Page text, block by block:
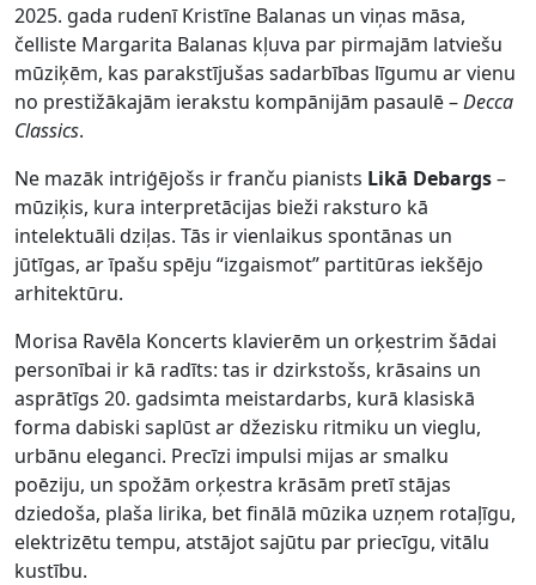
2025. gada rudenī Kristīne Balanas un viņas māsa,
čelliste Margarita Balanas kļuva par pirmajām latviešu
mūziķēm, kas parakstījušas sadarbības līgumu ar vienu
no prestižākajām ierakstu kompānijām pasaulē –Decca
Classics.
Ne mazāk intriģējošs ir franču pianists Likā Debargs–
mūziķis, kura interpretācijas bieži raksturo kā
intelektuāli dziļas. Tās ir vienlaikus spontānas un
jūtīgas, ar īpašu spēju “izgaismot” partitūras iekšējo
arhitektūru.
Morisa Ravēla Koncerts klavierēm un orķestrim šādai
personībai ir kā radīts: tas ir dzirkstošs, krāsains un
asprātīgs 20. gadsimta meistardarbs, kurā klasiskā
forma dabiski saplūst ar džezisku ritmiku un vieglu,
urbānu eleganci. Precīzi impulsi mijas ar smalku
poēziju, un spožām orķestra krāsām pretī stājas
dziedoša, plaša lirika, bet finālā mūzika uzņem rotaļīgu,
elektrizētu tempu, atstājot sajūtu par priecīgu, vitālu
kustību.